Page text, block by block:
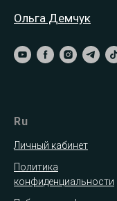
Ольга Демчук
Ru
Личный кабинет
Политика
конфиденциальности